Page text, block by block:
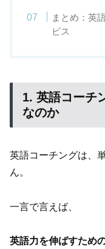
まとめ：英
ビス
1. 英語コーチ
なのか
英語コーチングは、
ん。
一言で言えば、
英語力を伸ばすため